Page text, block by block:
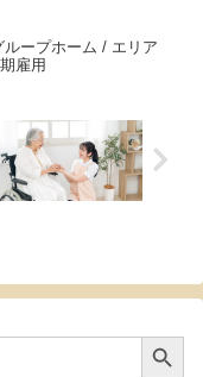
ープホーム / エリア
雇用
Search Button